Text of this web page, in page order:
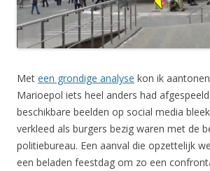
Met een grondige analyse kon ik
Marioepol iets heel anders had
beschikbare beelden op social media
verkleed als burgers bezig waren met de
politiebureau. Een aanval die opzettelijk
een beladen feestdag om zo een